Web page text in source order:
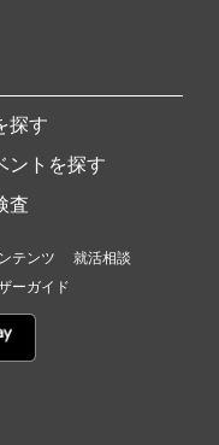
探す
ントを探す
査
テンツ
就活相談
ーガイド